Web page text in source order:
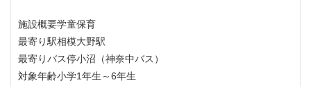
施設概要学童保育
最寄り駅相模大野駅
最寄りバス停小沼（神奈中バス）
対象年齢小学1年生～6年生